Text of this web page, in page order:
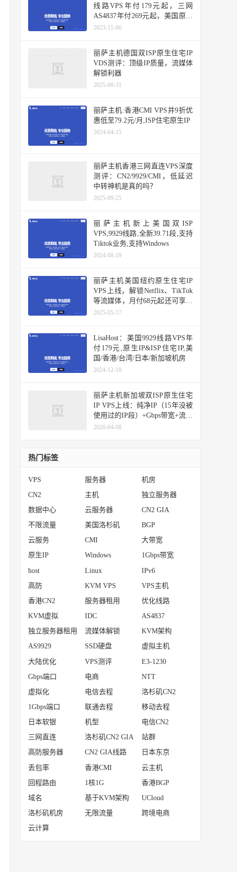
线路VPS年付179元起，三网
AS4837年付269元起，美国原生
IP，可选高防
2023-11-06
丽萨主机德国双ISP原生住宅IP
VDS测评：顶级IP质量，流媒体
解锁利器
2025-08-31
丽萨主机:香港CMI VPS并9折优
惠低至79.2元/月,ISP住宅原生IP
2024-04-15
丽萨主机香港三网直连VPS深度
测评：CN2/9929/CMI，低延迟
中转神机是真的吗？
2025-09-25
丽萨主机新上美国双ISP
VPS,9929线路,全新39.71段,支持
Tiktok业务,支持Windows
2024-08-19
丽萨主机美国纽约原生住宅IP
VPS上线，解锁Netflix、TikTok
等流媒体，月付68元起还可享九
折优惠
2025-05-17
LisaHost：美国9929线路VPS年
付179元,原生IP&ISP住宅IP,美
国/香港/台湾/日本/新加坡机房
2024-12-18
丽萨主机新加坡双ISP原生住宅
IP VPS上线：纯净IP（15年没被
使用过的IP段）+Gbps带宽+流媒
体解锁+AI全家桶支持
2026-04-08
热门标签
VPS 服务器 机房
CN2 主机 独立服务器
数据中心 云服务器 CN2 GIA
不限流量 美国洛杉矶 BGP
云服务 CMI 大带宽
原生IP Windows 1Gbps带宽
host Linux IPv6
高防 KVM VPS VPS主机
香港CN2 服务器租用 优化线路
KVM虚拟 IDC AS4837
独立服务器租用 流媒体解锁 KVM架构
AS9929 SSD硬盘 虚拟主机
大陆优化 VPS测评 E3-1230
Gbps端口 电商 NTT
虚拟化 电信去程 洛杉矶CN2
1Gbps端口 联通去程 移动去程
日本软银 机型 电信CN2
三网直连 洛杉矶CN2 GIA 站群
高防服务器 CN2 GIA线路 日本东京
丢包率 香港CMI 云主机
回程路由 1核1G 香港BGP
域名 基于KVM架构 UCloud
洛杉矶机房 无限流量 跨境电商
云计算